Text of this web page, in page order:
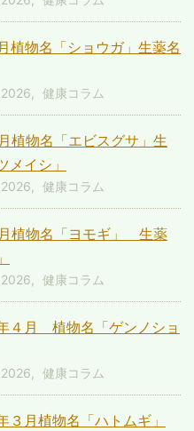
植物名「ショウガ」生薬名
健康コラム
植物名「エビスグサ」生
メイシ」
健康コラム
植物名「ヨモギ」 生薬
健康コラム
４月 植物名「ゲンノショ
健康コラム
３月植物名「ハトムギ」